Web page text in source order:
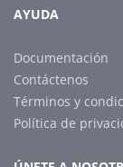
AYUDA
Documentación
Contáctenos
Términos y
Política de